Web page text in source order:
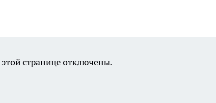
странице отключены.